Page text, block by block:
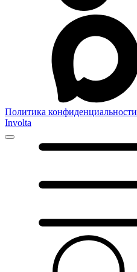
Политика конфиденциальности
Involta